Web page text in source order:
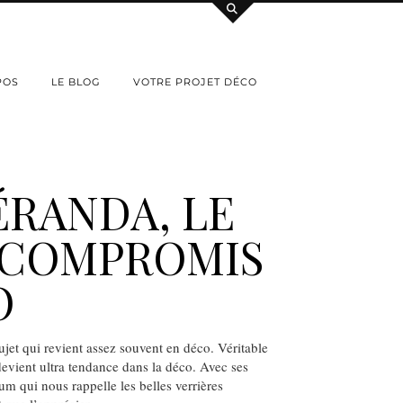
LE BLOG VOTRE PROJET DÉCO
LE
qui revient assez souvent en déco. Véritable
ultra tendance dans la déco. Avec ses
qui nous rappelle les belles verrières